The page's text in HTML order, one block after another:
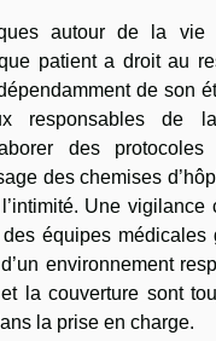
autour de la vie
patient a droit au
de son
responsables de
des
des chemises
Une vigilance
équipes médicales
environnement
la couverture sont
la prise en charge.